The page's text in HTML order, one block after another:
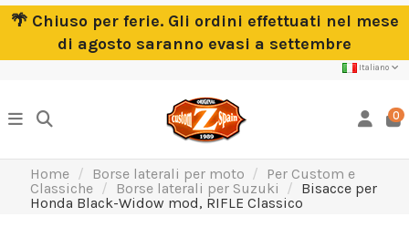
🌴 Chiuso per ferie. Gli ordini effettuati nel mese
di agosto saranno evasi a settembre
Italiano
0
Home Borse laterali per moto
Per Custom e
Classiche
Borse laterali per Suzuki
Bisacce per
Honda Black-Widow mod, RIFLE Classico